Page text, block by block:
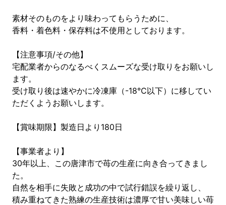
素材そのものをより味わってもらうために、
香料・着色料・保存料は不使用としております。
【注意事項/その他】
宅配業者からのなるべくスムーズな受け取りをお願いし
ます。
受け取り後は速やかに冷凍庫（-18℃以下）に移してい
ただくようお願いします。
【賞味期限】製造日より180日
【事業者より】
30年以上、この唐津市で苺の生産に向き合ってきまし
た。
自然を相手に失敗と成功の中で試行錯誤を繰り返し、
積み重ねてきた熟練の生産技術は濃厚で甘い美味しい苺